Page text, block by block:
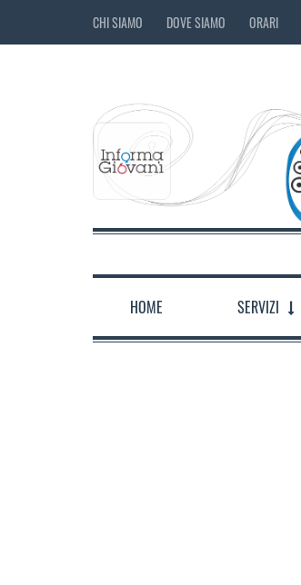
CHI SIAMO DOVE SIAMO ORARI
HOME SERVIZI